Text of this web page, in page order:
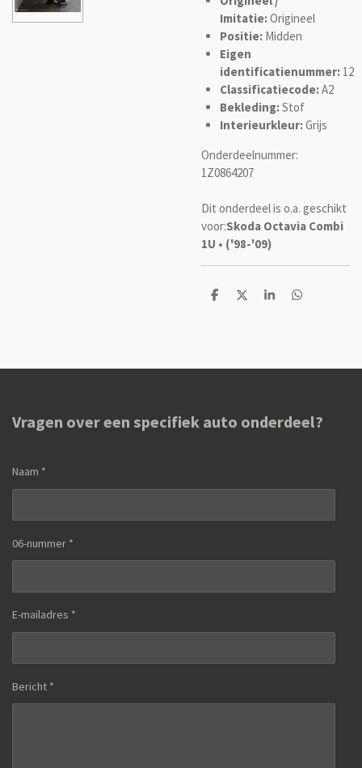
Imitatie:Origineel
Positie: Midden
Eigen
identificatienummer: 12
Classificatiecode:A2
Bekleding:Stof
Interieurkleur:Grijs
Onderdeelnummer:
1Z0864207
Dit onderdeel is o.a. geschikt
voor:Skoda Octavia Combi
1U • ('98-'09)
D
D
S
D
Vragen over een specifiek auto onderdeel?
Naam *
06-nummer *
E-mailadres *
Bericht *